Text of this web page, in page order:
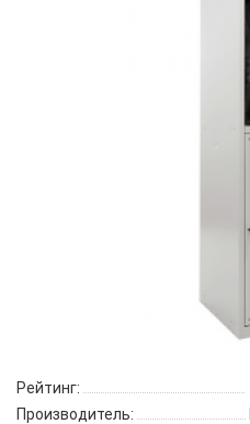
Рейтинг:
Производитель: